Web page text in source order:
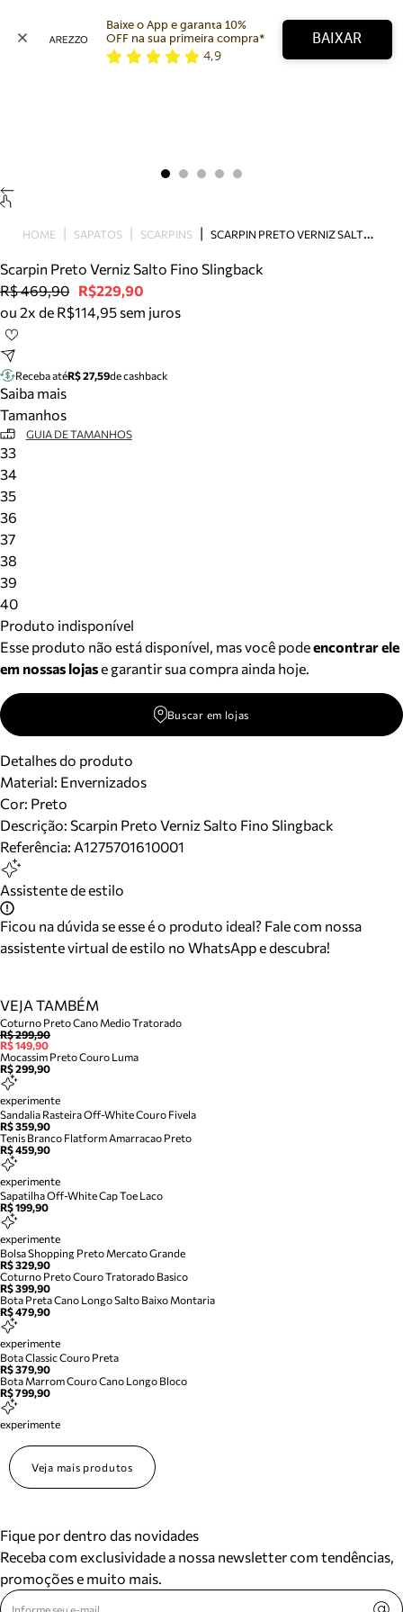
Bolsa
Tamanco
Tênis
Mule
Tire dúvidas sobre pedidos, devoluções e mais.
Meus pedidos
Acompanhe seus pedidos e solicite devoluções.
Baixe o App e garanta 10%
OFF na sua primeira compra*
4,9
BAIXAR
HOME SAPATOS SCARPINS S
CARPIN PRETO VERNIZ SALTO FINO SLINGBACK
Scarpin Preto Verniz Salto Fino Slingback
R$ 469,90 R$229,90
ou 2x de R$114,95 sem juros
Receba atéR$ 27,59de cashback
Saiba mais
Tamanhos
GUIA DE TAMANHOS
33
34
35
36
37
38
39
40
Produto indisponível
Esse produto não está disponível, mas você podeencontrar ele
em nossas lojase garantir sua compra ainda hoje.
Buscar em lojas
Detalhes do produto
Material: Envernizados
Cor: Preto
Descrição: Scarpin Preto Verniz Salto Fino Slingback
Referência: A1275701610001
Assistente de estilo
Ficou na dúvida se esse é o produto ideal? Fale com nossa
assistente virtual de estilo no WhatsApp e descubra!
VEJA TAMBÉM
Coturno Preto Cano Medio Tratorado
R$ 299,90
R$ 149,90
Mocassim Preto Couro Luma
R$ 299,90
experimente
Sandalia Rasteira Off-White Couro Fivela
R$ 359,90
Tenis Branco Flatform Amarracao Preto
R$ 459,90
experimente
Sapatilha Off-White Cap Toe Laco
R$ 199,90
experimente
Bolsa Shopping Preto Mercato Grande
R$ 329,90
Coturno Preto Couro Tratorado Basico
R$ 399,90
Bota Preta Cano Longo Salto Baixo Montaria
R$ 479,90
experimente
Bota Classic Couro Preta
R$ 379,90
Bota Marrom Couro Cano Longo Bloco
R$ 799,90
experimente
Veja mais produtos
Fique por dentro das novidades
Receba com exclusividade a nossa newsletter com tendências,
promoções e muito mais.